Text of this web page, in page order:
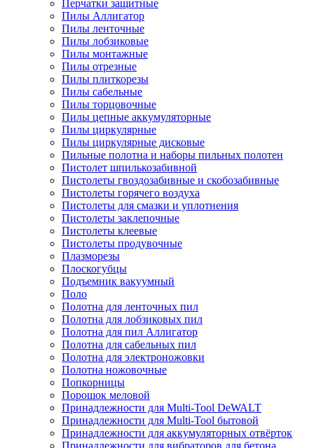
Перчатки защитные
Пилы Аллигатор
Пилы ленточные
Пилы лобзиковые
Пилы монтажные
Пилы отрезные
Пилы плиткорезы
Пилы сабельные
Пилы торцовочные
Пилы цепные аккумуляторные
Пилы циркулярные
Пилы циркулярные дисковые
Пильные полотна и наборы пильных полотен
Пистолет шпилькозабивной
Пистолеты гвоздозабивные и скобозабивные
Пистолеты горячего воздуха
Пистолеты для смазки и уплотнения
Пистолеты заклепочные
Пистолеты клеевые
Пистолеты продувочные
Плазморезы
Плоскогубцы
Подъемник вакуумный
Поло
Полотна для ленточных пил
Полотна для лобзиковых пил
Полотна для пил Аллигатор
Полотна для сабельных пил
Полотна для электроножовки
Полотна ножовочные
Попкорницы
Порошок меловой
Принадлежности для Multi-Tool DeWALT
Принадлежности для Multi-Tool бытовой
Принадлежности для аккумуляторных отвёрток
Принадлежности для вибраторов для бетона